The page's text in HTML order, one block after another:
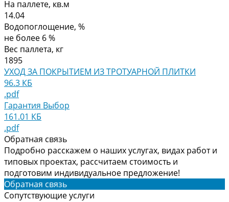
На паллете, кв.м
14.04
Водопоглощение, %
не более 6 %
Вес паллета, кг
1895
УХОД ЗА ПОКРЫТИЕМ ИЗ ТРОТУАРНОЙ ПЛИТКИ
96.3 КБ
.pdf
Гарантия Выбор
161.01 КБ
.pdf
Обратная связь
Подробно расскажем о наших услугах, видах работ и
типовых проектах, рассчитаем стоимость и
подготовим индивидуальное предложение!
Обратная связь
Сопутствующие услуги